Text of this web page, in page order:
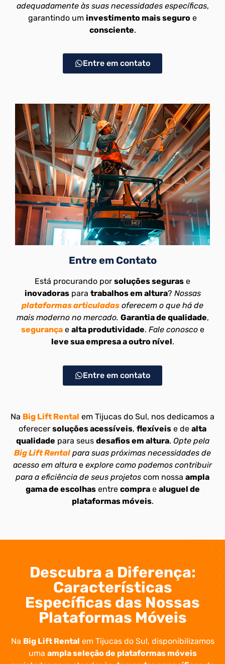
adequadamente às suas necessidades específicas,
garantindo um investimento mais seguro e
consciente.
Entre em contato
Entre em Contato
Está procurando por soluções seguras e
inovadoraspara trabalhos em altura? Nossas
plataformas articuladas oferecem o que há de
mais moderno no mercado. Garantia de qualidade,
segurança e alta produtividade. Fale conoscoe
leve sua empresa a outro nível.
Entre em contato
Na Big Lift Rental em Tijucas do Sul, nos dedicamos a
oferecer soluções acessíveis, flexíveis e de alta
qualidade para seus desafios em altura. Opte pela
Big Lift Rental para suas próximas necessidades de
acesso em altura e explore como podemos contribuir
para a eficiência de seus projetos com nossa ampla
gama de escolhasentre comprae aluguel de
plataformas móveis.
Descubra a Diferença:
Características
Específicas das Nossas
Plataformas Móveis
Na Big Lift Rental em Tijucas do Sul, disponibilizamos
uma ampla seleção de plataformas móveis